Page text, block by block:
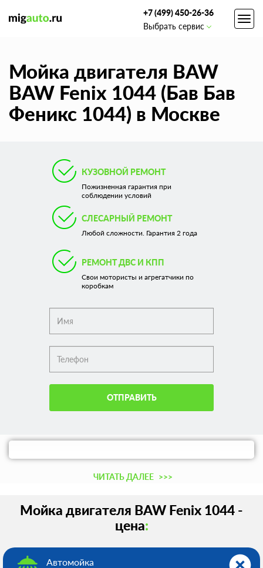
+7 (499) 450-26-36
Выбрать сервис
Мойка двигателя BAW
BAW Fenix 1044 (Бав Бав
Феникс 1044) в Москве
КУЗОВНОЙ РЕМОНТ
Пожизненная гарантия при
соблюдении условий
СЛЕСАРНЫЙ РЕМОНТ
Любой сложности. Гарантия 2 года
РЕМОНТ ДВС И КПП
Свои мотористы и агрегатчики по
коробкам
ОТПРАВИТЬ
ЧИТАТЬ ДАЛЕЕ >>>
Мойка двигателя BAW Fenix 1044 -
цена:
Автомойка